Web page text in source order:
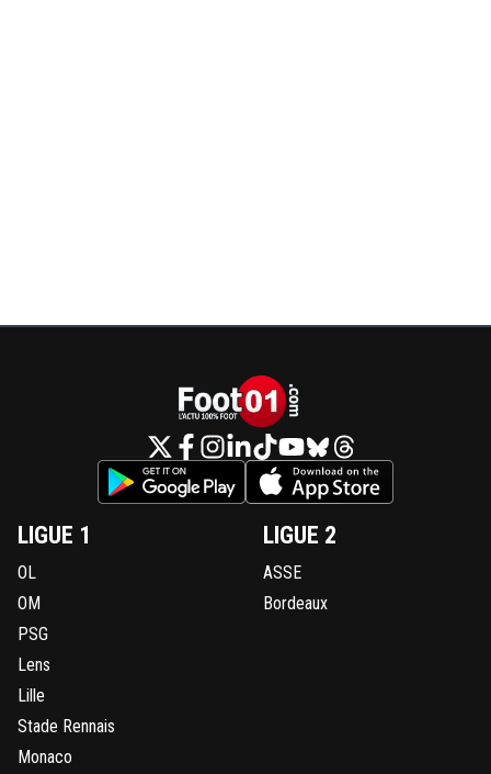
LIGUE 1
OL
OM
PSG
Lens
Lille
Stade Rennais
Monaco
LIGUE 2
ASSE
Bordeaux